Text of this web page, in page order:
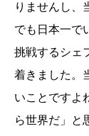
りませんし、
でも日本一で
挑戦するシェ
着きました。
いことですよ
ら世界だ」と